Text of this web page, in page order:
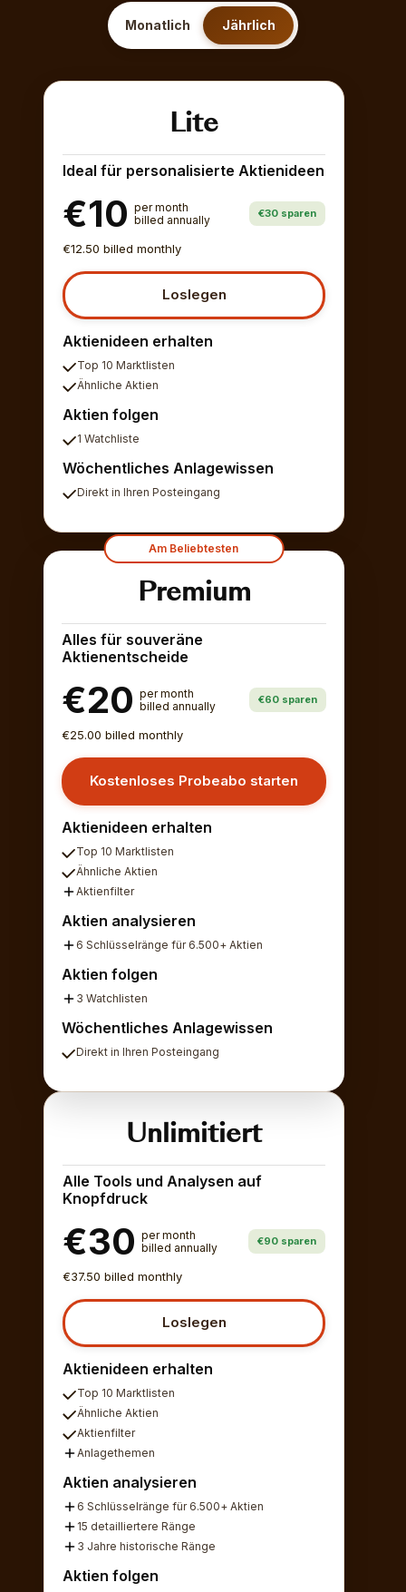
Monatlich Jährlich
Lite
Ideal für personalisierte Aktienideen
€10 per month
billed annually
€30 sparen
€12.50 billed monthly
Loslegen
Aktienideen erhalten
Top 10 Marktlisten
Ähnliche Aktien
Aktien folgen
1 Watchliste
Wöchentliches Anlagewissen
Direkt in Ihren Posteingang
Am Beliebtesten
Premium
Alles für souveräne
Aktienentscheide
€20 per month
billed annually
€60 sparen
€25.00 billed monthly
Kostenloses Probeabo starten
Aktienideen erhalten
Top 10 Marktlisten
Ähnliche Aktien
Aktienfilter
Aktien analysieren
6 Schlüsselränge für 6.500+ Aktien
Aktien folgen
3 Watchlisten
Wöchentliches Anlagewissen
Direkt in Ihren Posteingang
Unlimitiert
Alle Tools und Analysen auf
Knopfdruck
€30 per month
billed annually
€90 sparen
€37.50 billed monthly
Loslegen
Aktienideen erhalten
Top 10 Marktlisten
Ähnliche Aktien
Aktienfilter
Anlagethemen
Aktien analysieren
6 Schlüsselränge für 6.500+ Aktien
15 detailliertere Ränge
3 Jahre historische Ränge
Aktien folgen